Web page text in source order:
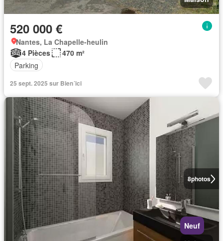
520 000 €
Nantes, La Chapelle-heulin
4 Pièces
470 m²
Parking
25 sept. 2025 sur Bien´ici
8photos
Neuf